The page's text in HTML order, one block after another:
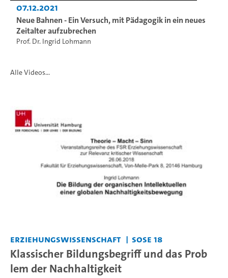
07.12.2021
Neue Bahnen - Ein Versuch, mit Pädagogik in ein neues
Zeitalter aufzubrechen
Prof. Dr. Ingrid Lohmann
Alle Videos...
Erziehungswissenschaft SoSe 18
Klassischer Bildungsbegriff und das Prob
lem der Nachhaltigkeit